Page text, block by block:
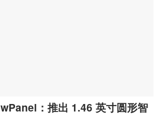
：推出 1.46 英寸圆形智